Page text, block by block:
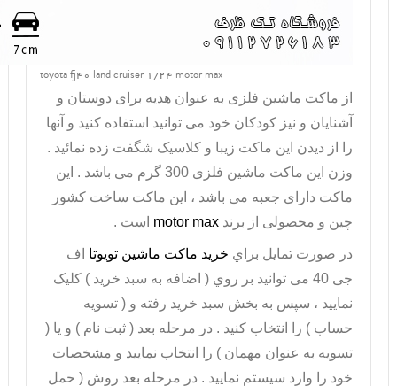
toyota fj40 land cruiser 1/24 motor max
از ماکت ماشین فلزی به عنوان هدیه برای دوستان و
آشنایان و نیز کودکان خود می توانید استفاده کنید و آنها
را از دیدن این ماکت زیبا و کلاسیک شگفت زده نمائید .
وزن این ماکت ماشین فلزی 300 گرم می باشد . این
ماکت دارای جعبه می باشد ، این ماکت ساخت کشور
چین و محصولی از برند motor max است .
در صورت تمايل براي خريد ماکت ماشین تویوتا اف
جی 40 می توانيد بر روي ( اضافه به سبد خريد ) کليک
نماييد ، سپس به بخش سبد خريد رفته و ( تسويه
حساب ) را انتخاب کنيد . در مرحله بعد ( ثبت نام ) و يا (
تسويه به عنوان مهمان ) را انتخاب نماييد و مشخصات
خود را وارد سيستم نماييد . در مرحله بعد روش ( حمل